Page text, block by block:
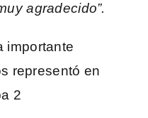
agradecido”.